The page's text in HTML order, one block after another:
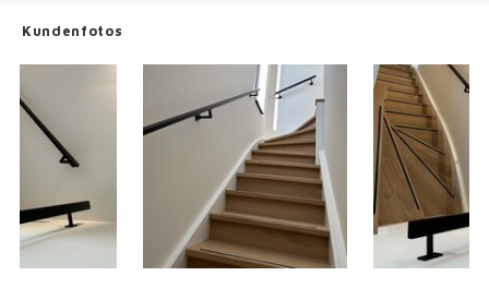
Kundenfotos